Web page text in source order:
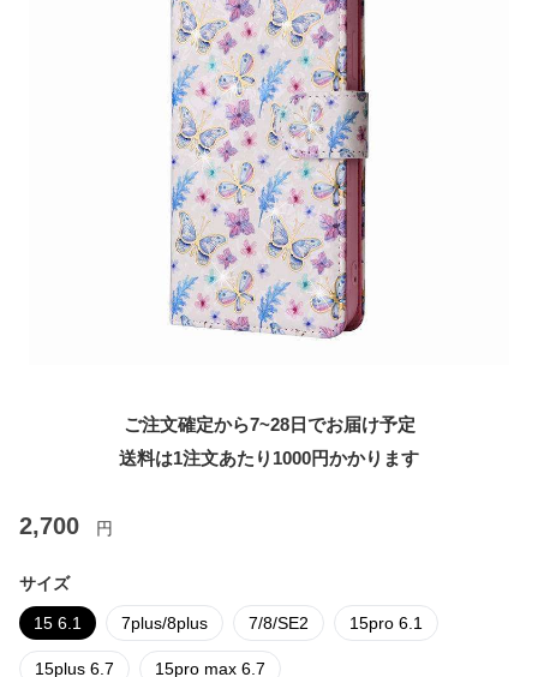
ご注文確定から7~28日でお届け予定
送料は1注文あたり 1000円かかります
2,700 円
サイズ
15 6.1 7plus/8plus 7/8/SE2 15pro 6.1
15plus 6.7 15pro max 6.7